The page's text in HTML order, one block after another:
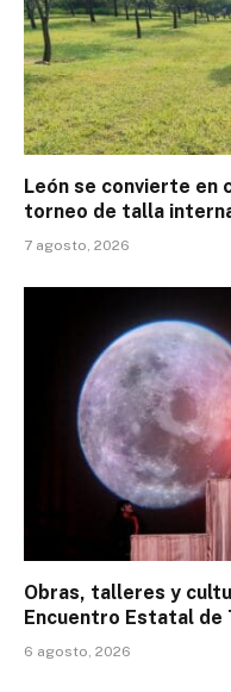
León se convierte
torneo de talla
7 agosto, 2026
Obras, talleres y
Encuentro Estatal de
6 agosto, 2026